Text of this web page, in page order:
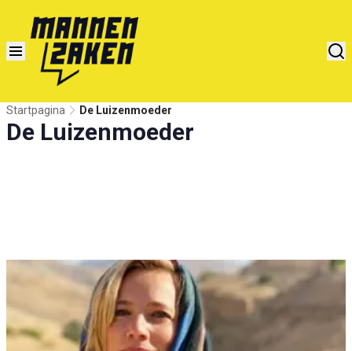
Startpagina De Luizenmoeder
De Luizenmoeder